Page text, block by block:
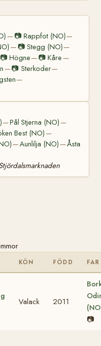
— 📷 Rappfot (NO)—
— 📷 Stegg (NO)—
📷 Högne— 📷 Kåre —
—📷 Sterkoder—
—
—Pål Stjerna (NO) —
Best (NO)—
—Aunlilja (NO) —Åsta
KÖN FÖDD FAR
Valack 2011
📷